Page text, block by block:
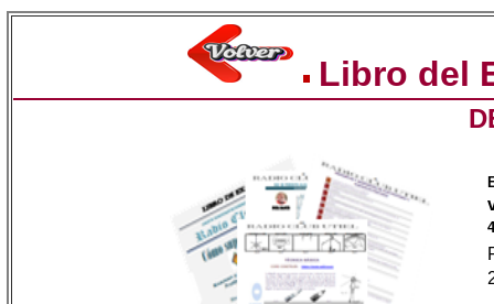
Libro del